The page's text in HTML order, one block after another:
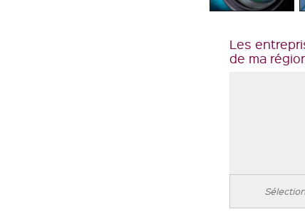
Les
de ma